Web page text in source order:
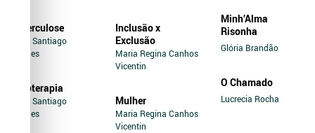
Tuberculose
Jairo Santiago
Novaes
Soroterapia
Jairo Santiago
Novaes
Inclusão x
Exclusão
Maria Regina Canhos
Vicentin
Mulher
Maria Regina Canhos
Vicentin
Minh’Alma
Risonha
Glória Brandão
O Chamado
Lucrecia Rocha